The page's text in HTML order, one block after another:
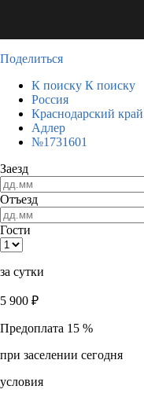
Поделиться
К поиску К поиску
Россия
Краснодарский край
Адлер
№1731601
Заезд
Отъезд
Гости
за сутки
5 900 ₽
Предоплата 15 %
при заселении сегодня
условия